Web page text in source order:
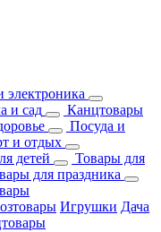
электроника
и сад
Канцтовары
Посуда и
и отдых
детей
Товары для
для праздника
Игрушки Дача